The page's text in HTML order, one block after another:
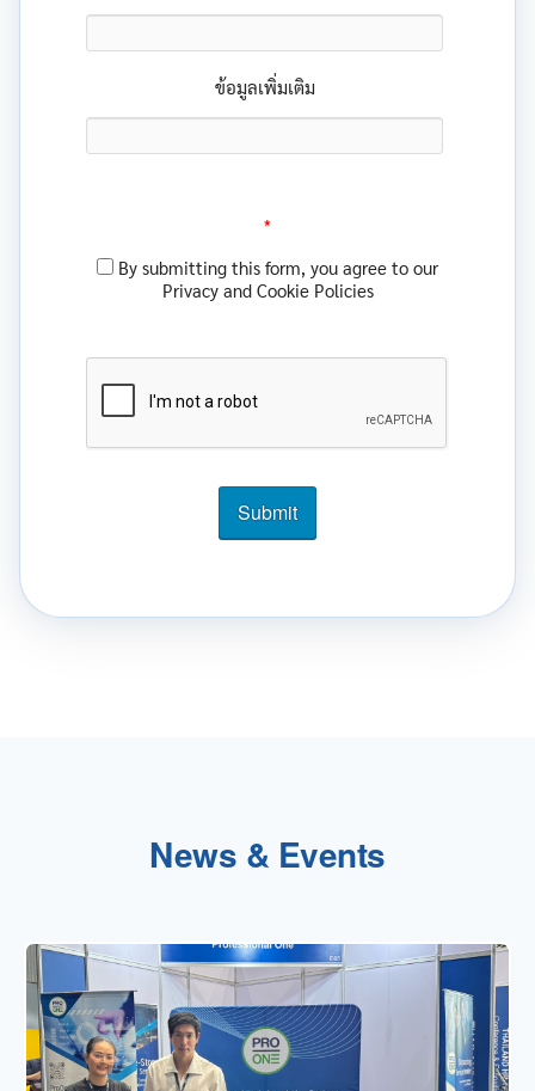
ข้อมูลเพิ่มเติม
*
By submitting this form, you agree to our
Privacy and Cookie Policies
News & Events